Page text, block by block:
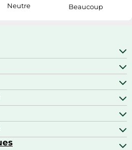
Neutre Beaucoup
ménager